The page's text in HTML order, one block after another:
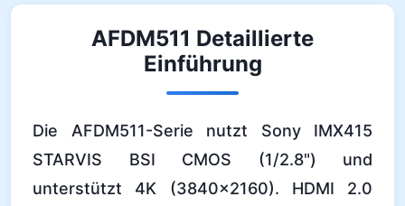
AFDM511 Detaillierte
Einführung
Die AFDM511-Serie nutzt Sony IMX415
STARVIS BSI CMOS (1/2.8") und
unterstützt 4K (3840×2160). HDMI 2.0